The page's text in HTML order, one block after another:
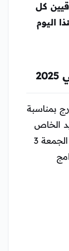
كل
هذا اليوم
بمناسبة
الخاص
اليوم الجمعة 3